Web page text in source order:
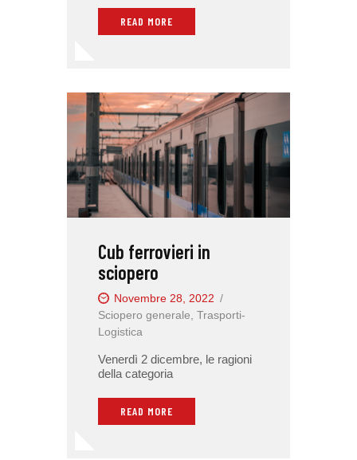
READ MORE
Cub ferrovieri in
sciopero
Novembre 28, 2022
Sciopero generale Trasporti-
Logistica
Venerdì 2 dicembre, le ragioni
della categoria
READ MORE